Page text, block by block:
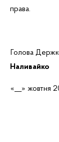
права.
Голова
Наливайко
«__» жовтня